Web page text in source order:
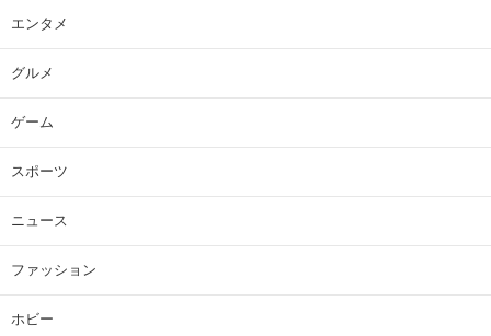
エンタメ
グルメ
ゲーム
スポーツ
ニュース
ファッション
ホビー